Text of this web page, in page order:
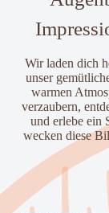
Wir laden dich
unser
warmen
verzaubern,
und erlebe ein
wecken diese